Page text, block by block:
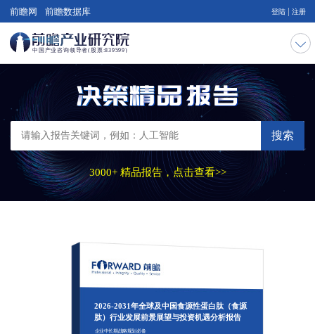
前瞻网 前瞻数据库 登陆 注册
搜索
3000+ 精品报告，点击查看>>
2026-2031年全球及中国食源性蛋白肽（食源
肽）行业发展前景展望与投资机遇分析报告
企业中长期战略规划必备